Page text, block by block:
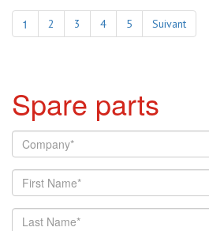
1 2 3 4 5 Suivant
Spare parts